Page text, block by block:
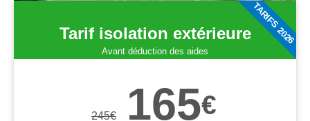
Tarif isolation extérieure
Avant déduction des aides
245€ 165€
TARIFS 2026